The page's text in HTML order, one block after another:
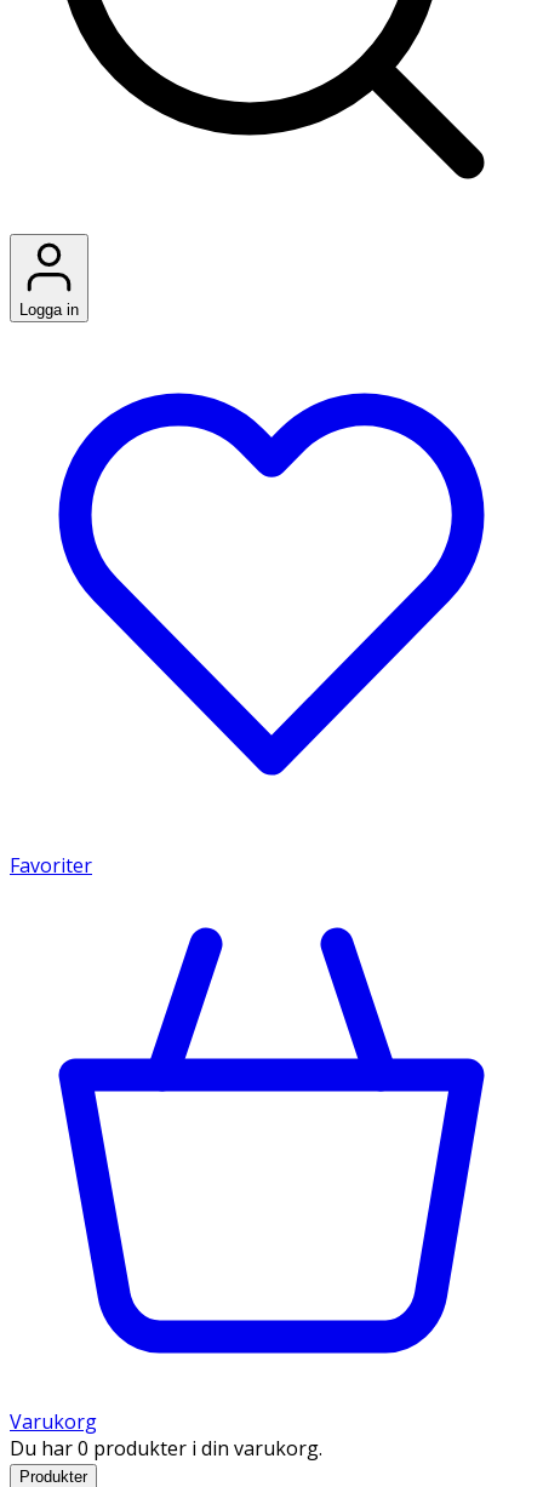
Logga in
Favoriter
Varukorg
Du har 0 produkter i din varukorg.
Produkter